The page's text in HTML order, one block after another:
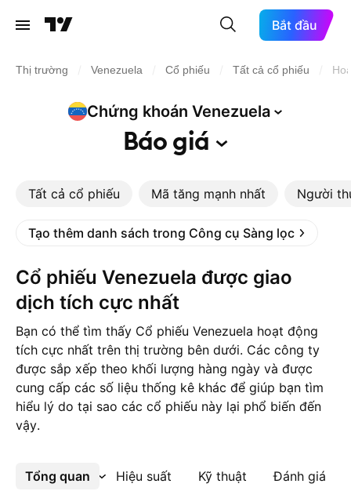
Bắt đầu
Thị trường Venezuela Cổ phiếu Tất cả cổ phiếu
Chứng khoán Venezuela
Báogiá
Tất cả cổ phiếu Mã tăng mạnh nhất Người
Tạo thêm danh sách trong Công cụ Sàng lọc
Cổ phiếu Venezuela được giao
dịch tích cực nhất
Bạn có thể tìm thấy Cổ phiếu Venezuela hoạt động
tích cực nhất trên thị trường bên dưới. Các công ty
được sắp xếp theo khối lượng hàng ngày và được
cung cấp các số liệu thống kê khác để giúp bạn tìm
hiểu lý do tại sao các cổ phiếu này lại phổ biến đến
vậy.
Tổng quan Hiệu suất Kỹ thuật Đánh giá
Xem thêm